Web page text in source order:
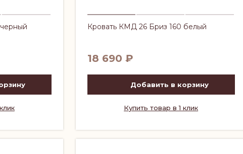
Кровать КМД 26 Бриз 160 белый
18 690 ₽
Добавить в корзину
Купить товар в 1 клик